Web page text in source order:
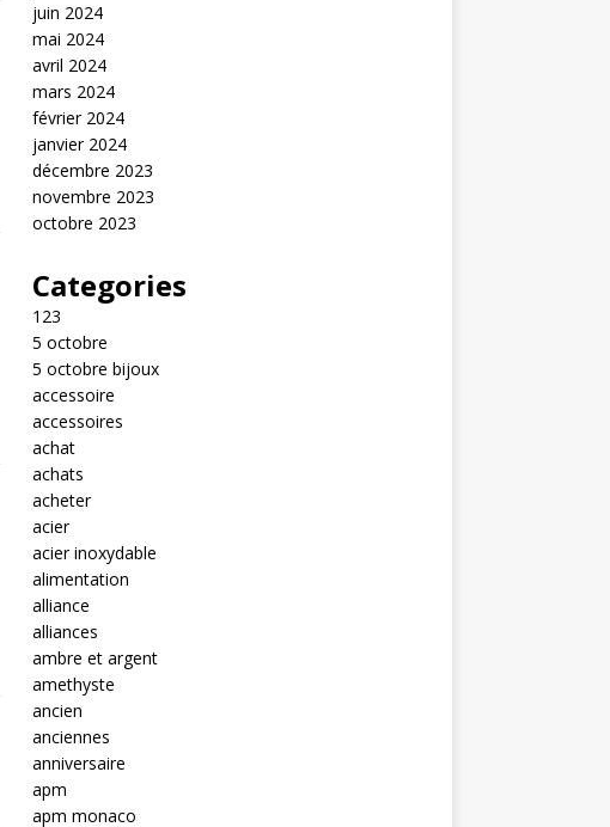
juin 2024
mai 2024
avril 2024
mars 2024
février 2024
janvier 2024
décembre 2023
novembre 2023
octobre 2023
Categories
123
5 octobre
5 octobre bijoux
accessoire
accessoires
achat
achats
acheter
acier
acier inoxydable
alimentation
alliance
alliances
ambre et argent
amethyste
ancien
anciennes
anniversaire
apm
apm monaco